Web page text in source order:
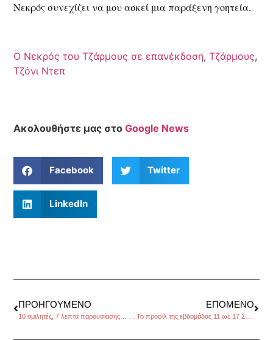
Νεκρός συνεχίζει να μου ασκεί μια παράξενη γοητεία.
Ο Νεκρός του Τζάρμους σε επανέκδοση,Τζάρμους,
Τζόνι Ντεπ
Ακολουθήστε μας στοGoogle News
Facebook Twitter
LinkedIn
ΠΡΟΗΓΟΎΜΕΝΟ ΕΠΌΜΕΝΟ